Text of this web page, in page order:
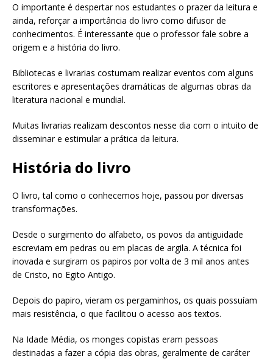
O importante é despertar nos estudantes o prazer da leitura e
ainda, reforçar a importância do livro como difusor de
conhecimentos. É interessante que o professor fale sobre a
origem e a história do livro.
Bibliotecas e livrarias costumam realizar eventos com alguns
escritores e apresentações dramáticas de algumas obras da
literatura nacional e mundial.
Muitas livrarias realizam descontos nesse dia com o intuito de
disseminar e estimular a prática da leitura.
História do livro
O livro, tal como o conhecemos hoje, passou por diversas
transformações.
Desde o surgimento do alfabeto, os povos da antiguidade
escreviam em pedras ou em placas de argila. A técnica foi
inovada e surgiram os papiros por volta de 3 mil anos antes
de Cristo, no Egito Antigo.
Depois do papiro, vieram os pergaminhos, os quais possuíam
mais resistência, o que facilitou o acesso aos textos.
Na Idade Média, os monges copistas eram pessoas
destinadas a fazer a cópia das obras, geralmente de caráter